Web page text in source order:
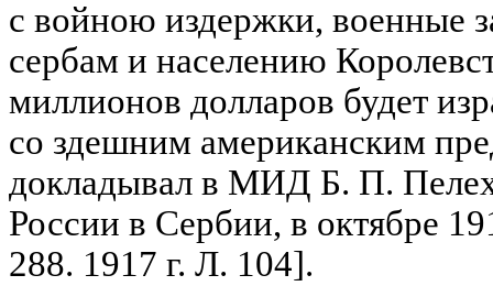
с войною издержки, военные
сербам и населению
миллионов долларов будет
со здешним американским
докладывал в МИД Б. П.
России в Сербии, в октябре
288. 1917 г. Л. 104].